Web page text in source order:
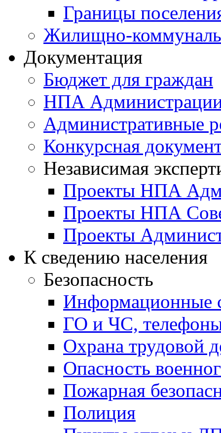
Границы
Жилищно-
Документация
Бюджет для граждан
НПА
Административные
Конкурсная
Независимая
Проекты НПА
Проекты НПА
Проекты
К сведению населения
Безопасность
Информационные
ГО и ЧС,
Охрана трудовой
Опасность
Пожарная
Полиция